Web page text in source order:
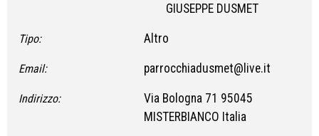
GIUSEPPE DUSMET
Tipo: Altro
Email: parrocchiadusmet@live.it
Indirizzo:
Via Bologna 71 95045
MISTERBIANCO Italia